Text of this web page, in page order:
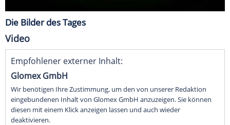
Die Bilder des Tages
Video
Empfohlener externer Inhalt:
Glomex GmbH
Wir benötigen Ihre Zustimmung, um den von unserer Redaktion
eingebundenen Inhalt von Glomex GmbH anzuzeigen. Sie können
diesen mit einem Klick anzeigen lassen und auch wieder
deaktivieren.